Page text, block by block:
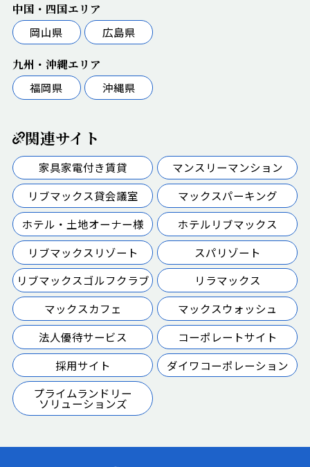
中国・四国エリア
岡山県
広島県
九州・沖縄エリア
福岡県
沖縄県
関連サイト
家具家電付き賃貸
マンスリーマンション
リブマックス貸会議室
マックスパーキング
ホテル・土地オーナー様
ホテルリブマックス
リブマックスリゾート
スパリゾート
リブマックスゴルフクラブ
リラマックス
マックスカフェ
マックスウォッシュ
法人優待サービス
コーポレートサイト
採用サイト
ダイワコーポレーション
プライムランドリー
ソリューションズ